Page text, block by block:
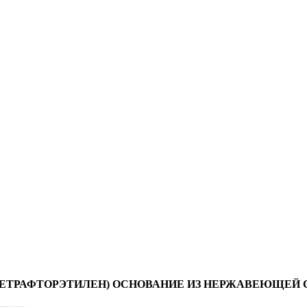
ОСНОВАНИЕ ИЗ НЕРЖАВЕЮЩЕЙ